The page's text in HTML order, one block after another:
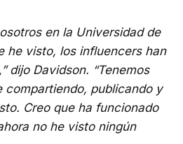
en la Universidad de
he visto, los influencers han
dijo Davidson. “Tenemos
compartiendo, publicando y
Creo que ha funcionado
no he visto ningún